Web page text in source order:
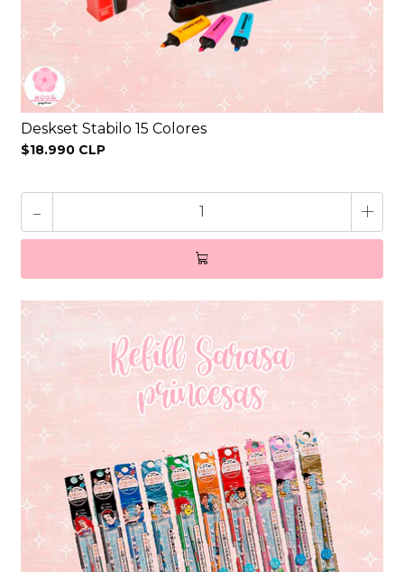
Deskset Stabilo 15 Colores
$18.990 CLP
- +